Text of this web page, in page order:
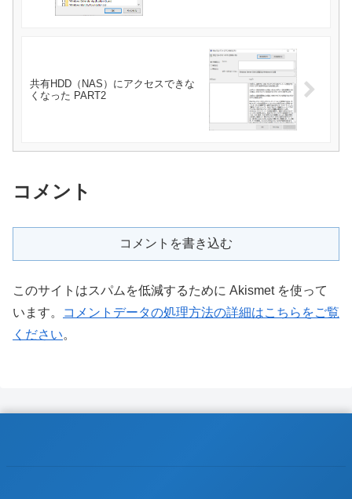
共有HDD（NAS）にアクセスできな
くなった PART2
コメント
コメントを書き込む
このサイトはスパムを低減するために Akismet を使って
います。
コメントデータの処理方法の詳細はこちらをご覧
ください。